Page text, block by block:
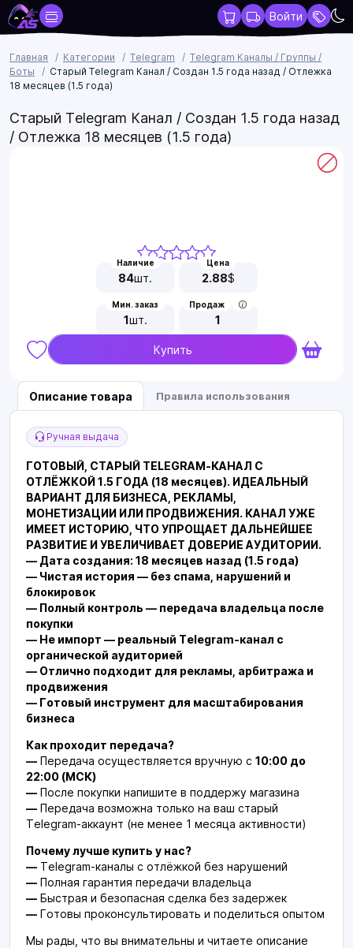
Войти
Главная Категории Telegram
Telegram Каналы / Группы /
Боты
Старый Telegram Канал / Создан 1.5 года назад / Отлежка
18 месяцев (1.5 года)
Старый Telegram Канал / Создан 1.5 года назад
/ Отлежка 18 месяцев (1.5 года)
Наличие
84шт.
Цена
2.88$
Мин. заказ
1шт.
Продаж
1
Купить
Описание товара Правила использования
Ручная выдача
ГОТОВЫЙ, СТАРЫЙ TELEGRAM-КАНАЛ С
ОТЛЁЖКОЙ 1.5 ГОДА (18 месяцев). ИДЕАЛЬНЫЙ
ВАРИАНТ ДЛЯ БИЗНЕСА, РЕКЛАМЫ,
МОНЕТИЗАЦИИ ИЛИ ПРОДВИЖЕНИЯ. КАНАЛ УЖЕ
ИМЕЕТ ИСТОРИЮ, ЧТО УПРОЩАЕТ ДАЛЬНЕЙШЕЕ
РАЗВИТИЕ И УВЕЛИЧИВАЕТ ДОВЕРИЕ АУДИТОРИИ.
— Дата создания: 18 месяцев назад (1.5 года)
— Чистая история — без спама, нарушений и
блокировок
— Полный контроль — передача владельца после
покупки
— Не импорт — реальный Telegram-канал с
органической аудиторией
— Отлично подходит для рекламы, арбитража и
продвижения
— Готовый инструмент для масштабирования
бизнеса
Как проходит передача?
— Передача осуществляется вручную с 10:00 до
22:00 (МСК)
— После покупки напишите в поддержу магазина
— Передача возможна только на ваш старый
Telegram-аккаунт (не менее 1 месяца активности)
Почему лучше купить у нас?
— Telegram-каналы с отлёжкой без нарушений
— Полная гарантия передачи владельца
— Быстрая и безопасная сделка без задержек
— Готовы проконсультировать и поделиться опытом
Мы рады, что вы внимательны и читаете описание